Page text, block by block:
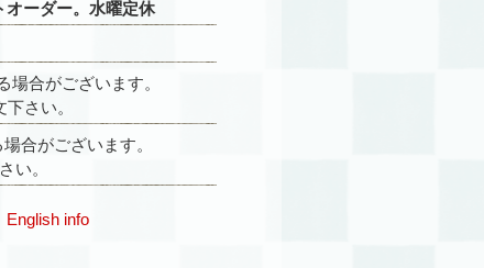
オーダー。水曜定休
合がございます。
さい。
合がございます。
い。
English info